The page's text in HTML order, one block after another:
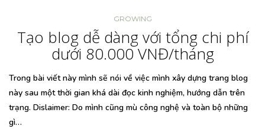
GROWING
Tạo blog dễ dàng với tổng chi phí
dưới 80.000 VNĐ/tháng
Trong bài viết này mình sẽ nói về việc mình xây dựng trang blog
này sau một thời gian khá dài đọc kinh nghiệm, hướng dẫn trên
trạng. Dislaimer: Do mình cũng mù công nghệ và toàn bộ những
gì…